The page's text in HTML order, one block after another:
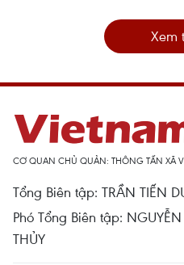
Xem
CƠ QUAN CHỦ QUẢN: THÔNG TẤN XÃ
Tổng Biên tập: TRẦN TIẾN
Phó Tổng Biên tập:
THỦY